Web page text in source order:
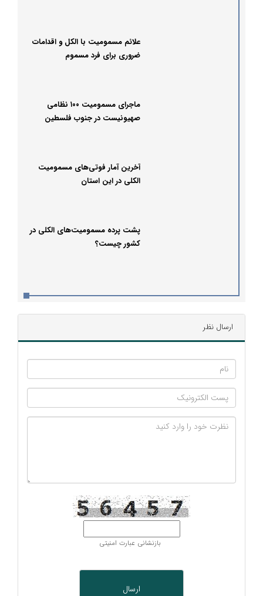
علائم مسمومیت با الکل و اقدامات
ضروری برای فرد مسموم
ماجرای مسمومیت ۱۰۰ نظامی
صهیونیست در جنوب فلسطین
آخرین آمار فوتی‌های مسمومیت
الکلی در این استان
پشت پرده مسمومیت‌های الکلی در
کشور چیست؟
ارسال نظر
بازنشانی عبارت امنیتی